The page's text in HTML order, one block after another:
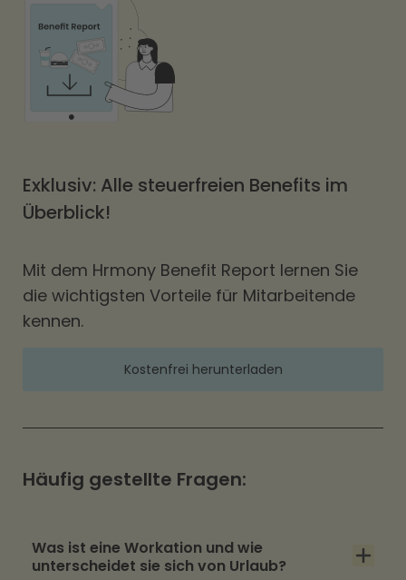
Exklusiv: Alle steuerfreien Benefits im
Überblick!
Mit dem Hrmony Benefit Report lernen Sie
die wichtigsten Vorteile für Mitarbeitende
kennen.
Kostenfrei herunterladen
Häufig gestellte Fragen:
Was ist eine Workation und wie
unterscheidet sie sich von Urlaub?